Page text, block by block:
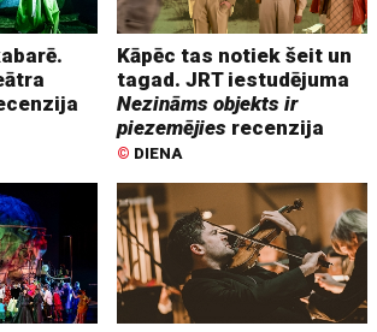
Kāpēc tas notiek šeit un
tagad. JRT iestudējuma
Nezināms objekts ir
piezemējies recenzija
© DIENA